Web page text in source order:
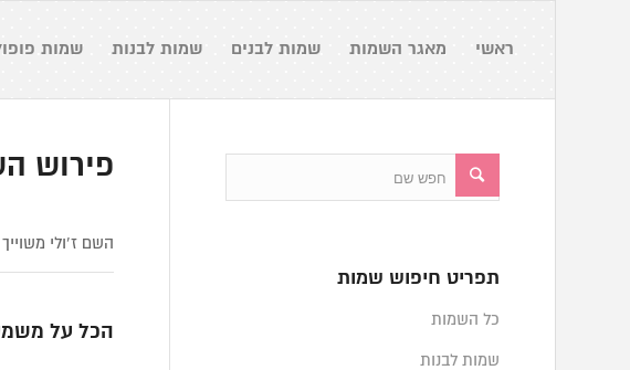
ראשי מאגר השמות שמות לבנים שמות לבנות שמות
פירוש
השם ז’ולי
הכל על
תפריט חיפוש שמות
כל השמות
שמות לבנות